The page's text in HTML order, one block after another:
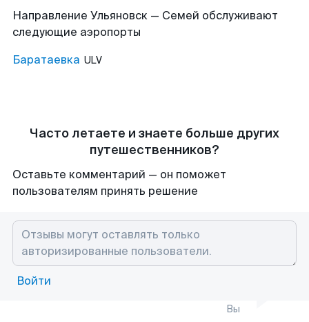
Направление Ульяновск — Семей обслуживают
следующие аэропорты
Баратаевка ULV
Часто летаете и знаете больше других
путешественников?
Оставьте комментарий — он поможет
пользователям принять решение
Войти
Вы